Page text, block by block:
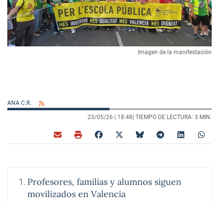
Imagen de la manifestación
ANA C.R.
23/05/26 | 18:48 | TIEMPO DE LECTURA: 3 MIN.
Profesores, familias y alumnos siguen
movilizados en Valencia